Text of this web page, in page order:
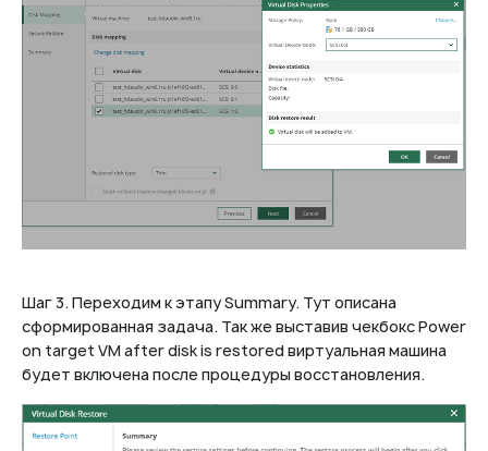
Шаг 3. Переходим к этапу Summary. Тут описана
сформированная задача. Так же выставив чекбокс Power
on target VM after disk is restored виртуальная машина
будет включена после процедуры восстановления.